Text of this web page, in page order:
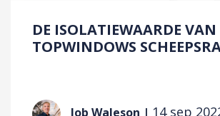
Onze bijdrage aan een beter milieu.
DE ISOLATIEWAARDE VAN
TOPWINDOWS
Job Waleson | 14 sep